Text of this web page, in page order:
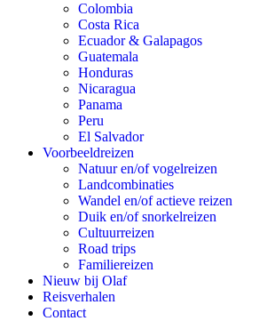
Colombia
Costa Rica
Ecuador & Galapagos
Guatemala
Honduras
Nicaragua
Panama
Peru
El Salvador
Voorbeeldreizen
Natuur en/of vogelreizen
Landcombinaties
Wandel en/of actieve reizen
Duik en/of snorkelreizen
Cultuurreizen
Road trips
Familiereizen
Nieuw bij Olaf
Reisverhalen
Contact